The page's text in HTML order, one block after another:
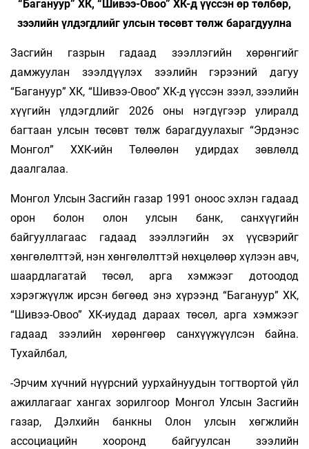
“Багануур” ХК, “Шивээ-Овоо” ХК-д үүссэн өр төлбөр,
зээлийн үлдэгдлийг улсын төсөвт төлж барагдуулна
Засгийн газрын гадаад зээллэгийн хөрөнгийг
дамжуулан зээлдүүлэх зээлийн гэрээний дагуу
“Багануур” ХК, “Шивээ-Овоо” ХК-д үүссэн зээл, зээлийн
хүүгийн үлдэгдлийг 2026 оны нэгдүгээр улиралд
багтаан улсын төсөвт төлж барагдуулахыг “Эрдэнэс
Монгол” ХХК-ийн Төлөөлөн удирдах зөвлөлд
даалгалаа.
Монгол Улсын Засгийн газар 1991 оноос эхлэн гадаад
орон болон олон улсын банк, санхүүгийн
байгууллагаас гадаад зээллэгийн эх үүсвэрийг
хөнгөлөлттэй, нэн хөнгөлөлттэй нөхцөлөөр хүлээн авч,
шаардлагатай төсөл, арга хэмжээг дотоодод
хэрэгжүүлж ирсэн бөгөөд энэ хүрээнд “Багануур” ХК,
“Шивээ-Овоо” ХК-иудад дараах төсөл, арга хэмжээг
гадаад зээлийн хөрөнгөөр санхүүжүүлсэн байна.
Тухайлбал,
-Эрчим хүчний нүүрсний уурхайнуудын тогтвортой үйл
ажиллагааг хангах зорилгоор Монгол Улсын Засгийн
газар, Дэлхийн банкны Олон улсын хөгжлийн
ассоциацийн хооронд байгуулсан зээлийн